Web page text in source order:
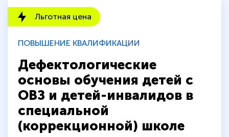
ПОВЫШЕНИЕ КВАЛИФИКАЦИИ
Дефектологические
основы обучения детей с
ОВЗ и детей-инвалидов в
специальной
(коррекционной) школе
Льготная цена